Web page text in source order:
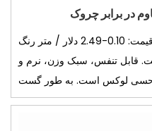
در برابر چروک
قیمت: 0.10-2.49 دلار / متر رنگ: FRT05-0239-XA/RF ریون یک
قابل تنفس، سبک وزن، نرم و